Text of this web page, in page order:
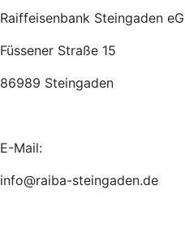
Raiffeisenbank Steingaden eG
Füssener Straße 15
86989 Steingaden
E-Mail:
info@raiba-steingaden.de